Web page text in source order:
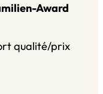
Award
qualité/prix